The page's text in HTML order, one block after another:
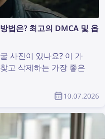
법은? 최고의 DMCA 및 옵
사진이 있나요? 이 가
고 삭제하는 가장 좋은
10.07.2026